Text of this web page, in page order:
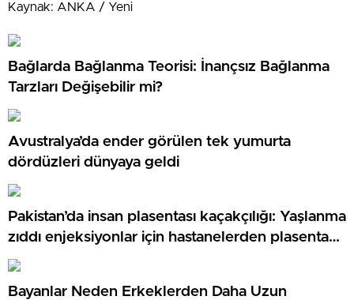
Kaynak: ANKA / Yeni
Bağlarda Bağlanma Teorisi: İnançsız Bağlanma
Tarzları Değişebilir mi?
Avustralya’da ender görülen tek yumurta
dördüzleri dünyaya geldi
Pakistan’da insan plasentası kaçakçılığı: Yaşlanma
zıddı enjeksiyonlar için hastanelerden plasenta
çalan şebekeye soruşturma
Bayanlar Neden Erkeklerden Daha Uzun